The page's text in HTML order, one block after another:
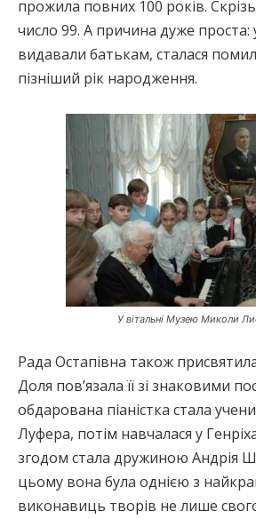
прожила повних 100 років.
число 99. А причина дуже проста:
видавали батькам, сталася
пізніший рік народження.
У вітальні Музею Миколи
Рада Остапівна також
Доля пов’язала її зі знаковими
обдарована піаністка стала
Луфера, потім навчалася у
згодом стала дружиною Андрія
цьому вона була однією з
виконавиць творів не лише